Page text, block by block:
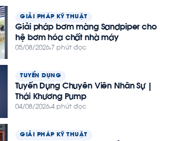
GIẢI PHÁP KỸ THUẬT
Giải pháp bơm màng Sandpiper cho
hệ bơm hóa chất nhà máy
05/08/2026 7 phút đọc
TUYỂN DỤNG
Tuyển Dụng Chuyên Viên Nhân Sự |
Thái Khương Pump
04/08/2026 4 phút đọc
GIẢI PHÁP KỸ THUẬT